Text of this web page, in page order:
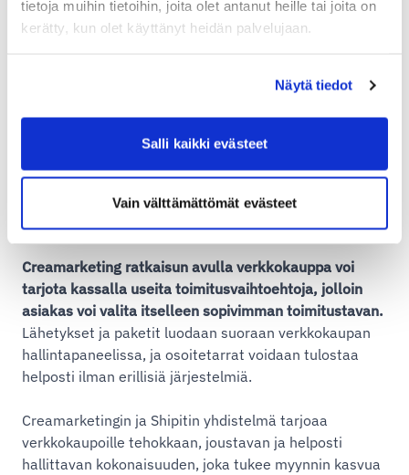
tietoja muihin tietoihin, joita olet antanut heille tai joita on
kerätty, kun olet käyttänyt heidän palvelujaan.
Näytä tiedot
Salli kaikki evästeet
Vain välttämättömät evästeet
Creamarketingin Shipit-
integraatio
palveluita ja erikoistuu nopeiden, optimoitujen
verkkosivustojen, verkkokauppojen ja erilaisten
varausjärjestelmien toteuttamiseen yrityksille.
Creamarketing ratkaisun avulla verkkokauppa voi
tarjota kassalla useita toimitusvaihtoehtoja, jolloin
asiakas voi valita itselleen sopivimman toimitustavan.
Lähetykset ja paketit luodaan suoraan verkkokaupan
hallintapaneelissa, ja osoitetarrat voidaan tulostaa
helposti ilman erillisiä järjestelmiä.
Creamarketingin ja Shipitin yhdistelmä tarjoaa
verkkokaupoille tehokkaan, joustavan ja helposti
hallittavan kokonaisuuden, joka tukee myynnin kasvua